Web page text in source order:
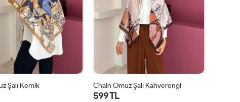
Şalı Kemik Chain Omuz Şalı Kahverengi
599 TL